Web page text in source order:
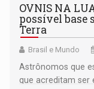
OVNIS NA
possível base
Terra
Brasil e Mundo
Astrônomos que
que acreditam ser